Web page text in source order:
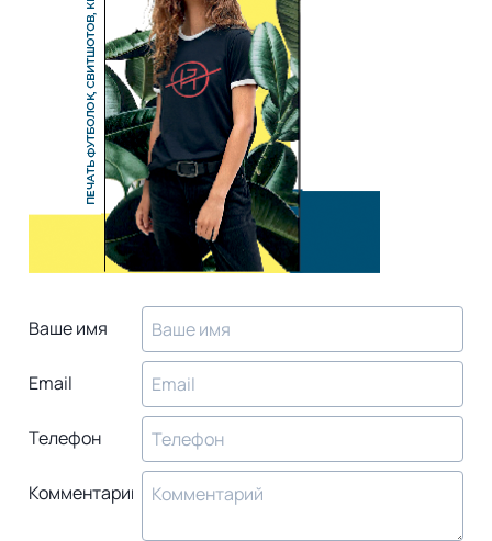
Ваше имя
Email
Телефон
Комментарий